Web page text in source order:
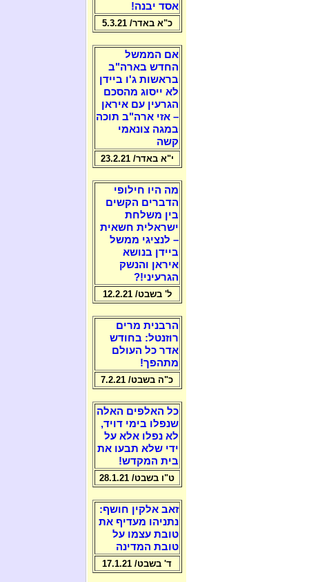
אסד יבנה!
כ"א באדר/ 5.3.21
אם הממשל
החדש בארה"ב
בראשות ג'ו ביידן
לא ייסוג מהסכם
הגרעין עם איראן
– אזי ארה"ב תוכה
במגה צונאמי
קשה
י"א באדר/ 23.2.21
מה היו חילופי
הדברים הקשים
בין משלחת
ישראלית חשאית
– לנציגי ממשל
ביידן בנושא
איראן והנשק
הגרעיני!?
ל' בשבט/ 12.2.21
הרבנית מרים
רוזנטל: בחודש
אדר כל העולם
מתהפך!
כ"ה בשבט/ 7.2.21
כל האלפים האלה
שנפלו בימי דויד,
לא נפלו אלא על
ידי שלא תבעו את
בית המקדש!
ט"ו בשבט/ 28.1.21
זאב אלקין חושף:
נתניהו מעדיף את
טובת עצמו על
טובת המדינה
ד' בשבט/ 17.1.21